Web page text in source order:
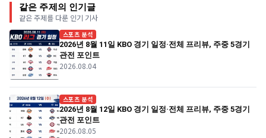
같은 주제의 인기글
같은 주제를 다룬 인기 기사
스포츠 분석
2026년 8월 11일 KBO 경기 일정·전체 프리뷰, 주중 5경기
관전 포인트
2026.08.04
스포츠 분석
2026년 8월 12일 KBO 경기 일정·전체 프리뷰, 주중 5경기
관전 포인트
2026.08.05